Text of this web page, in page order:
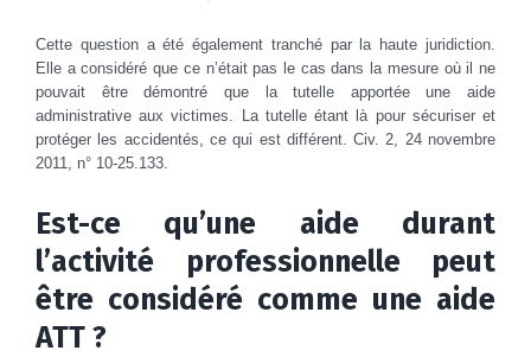
Cette question a été également tranché par la haute juridiction.
Elle a considéré que ce n’était pas le cas dans la mesure où il ne
pouvait être démontré que la tutelle apportée une aide
administrative aux victimes. La tutelle étant là pour sécuriser et
protéger les accidentés, ce qui est différent. Civ. 2, 24 novembre
2011, n° 10-25.133.
Est-ce qu’une aide durant
l’activité professionnelle peut
être considéré comme une aide
ATT ?